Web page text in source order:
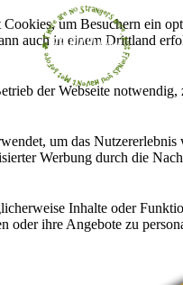
Cookies, um Besuchern ein
auch in einem Drittland
der Webseite
um das
Werbung durch die
Inhalte oder
oder ihre Angebote zu